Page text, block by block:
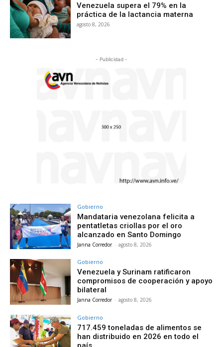
Venezuela supera el 79% en la
práctica de la lactancia materna
agosto 8, 2026
- Publicidad -
Gobierno
Mandataria venezolana felicita a
pentatletas criollas por el oro
alcanzado en Santo Domingo
Janna Corredor - agosto 8, 2026
Gobierno
Venezuela y Surinam ratificaron
compromisos de cooperación y apoyo
bilateral
Janna Corredor - agosto 8, 2026
Gobierno
717.459 toneladas de alimentos se
han distribuido en 2026 en todo el